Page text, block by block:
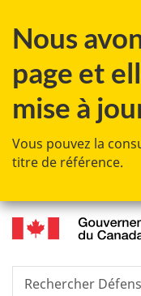
Nous
page et
mise à
Vous pouvez la
titre de référence.
Rechercher